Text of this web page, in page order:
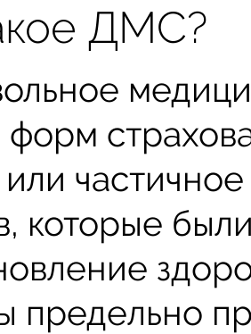
ДМС?
форм
которые
предельно